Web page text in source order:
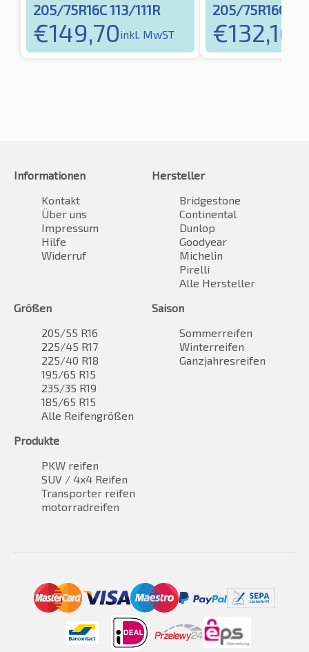
205/75R16C 113/111R
€149,70inkl. MwST
205/75R16C
€132,16
Informationen
Kontakt
Über uns
Impressum
Hilfe
Widerruf
Hersteller
Bridgestone
Continental
Dunlop
Goodyear
Michelin
Pirelli
Alle Hersteller
Größen
205/55 R16
225/45 R17
225/40 R18
195/65 R15
235/35 R19
185/65 R15
Alle Reifengrößen
Saison
Sommerreifen
Winterreifen
Ganzjahresreifen
Produkte
PKW reifen
SUV / 4x4 Reifen
Transporter reifen
motorradreifen